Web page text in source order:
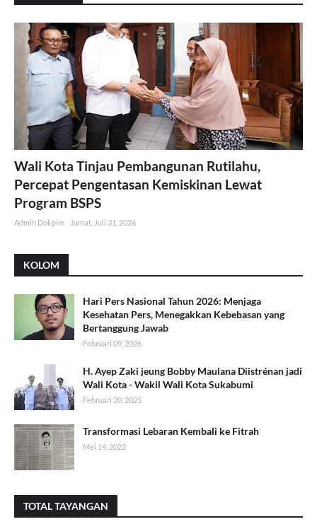
Wali Kota Tinjau Pembangunan Rutilahu,
Percepat Pengentasan Kemiskinan Lewat
Program BSPS
Admin Dokpim Jumat, Juli 31, 2026
KOLOM
Hari Pers Nasional Tahun 2026: Menjaga
Kesehatan Pers, Menegakkan Kebebasan yang
Bertanggung Jawab
Februari 09, 2026
H. Ayep Zaki jeung Bobby Maulana Diistrénan jadi
Wali Kota - Wakil Wali Kota Sukabumi
Februari 20, 2025
Transformasi Lebaran Kembali ke Fitrah
Mei 14, 2022
TOTAL TAYANGAN